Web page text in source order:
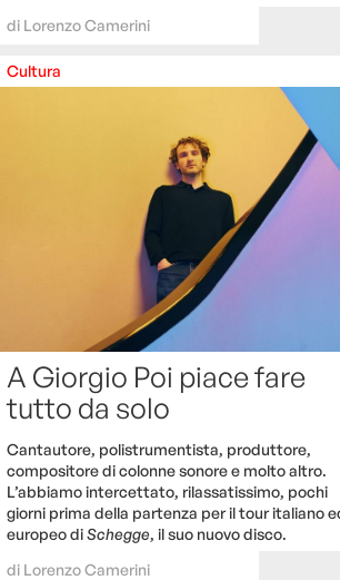
di Lorenzo Camerini
Cultura
A Giorgio Poi piace fare
tutto da solo
Cantautore, polistrumentista, produttore,
compositore di colonne sonore e molto altro.
L’abbiamo intercettato, rilassatissimo, pochi
giorni prima della partenza per il tour italiano
europeo diSchegge, il suo nuovo disco.
di Lorenzo Camerini